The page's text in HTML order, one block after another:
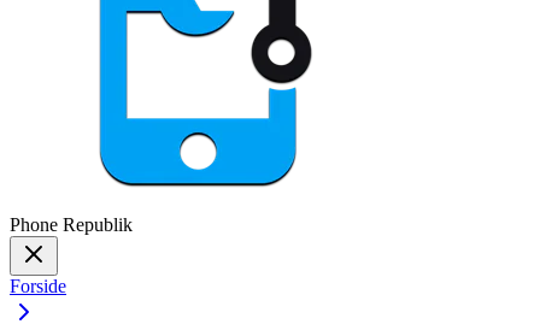
Phone Republik
Forside